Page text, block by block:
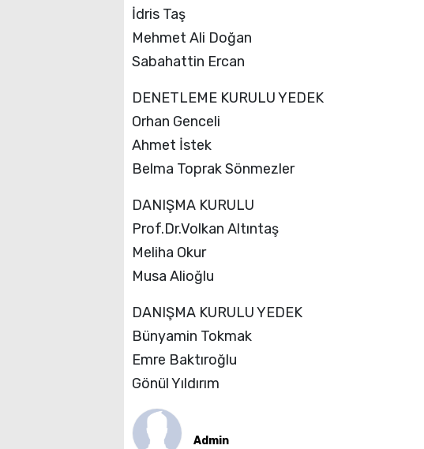
İdris Taş
Mehmet Ali Doğan
Sabahattin Ercan
DENETLEME KURULU YEDEK
Orhan Genceli
Ahmet İstek
Belma Toprak Sönmezler
DANIŞMA KURULU
Prof.Dr.Volkan Altıntaş
Meliha Okur
Musa Alioğlu
DANIŞMA KURULU YEDEK
Bünyamin Tokmak
Emre Baktıroğlu
Gönül Yıldırım
Admin